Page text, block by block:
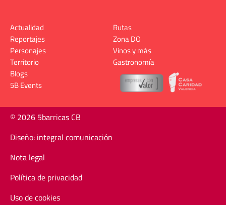
Actualidad
Reportajes
Personajes
Territorio
Rutas
Zona DO
Vinos y más
Gastronomía
Blogs
5B Events
© 2026 5barricas CB
Diseño: integral comunicación
Nota legal
Política de privacidad
Uso de cookies